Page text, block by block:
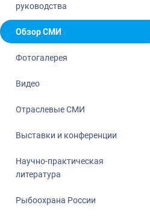
руководства
Обзор СМИ
Фотогалерея
Видео
Отраслевые СМИ
Выставки и конференции
Научно-практическая
литература
Рыбоохрана России